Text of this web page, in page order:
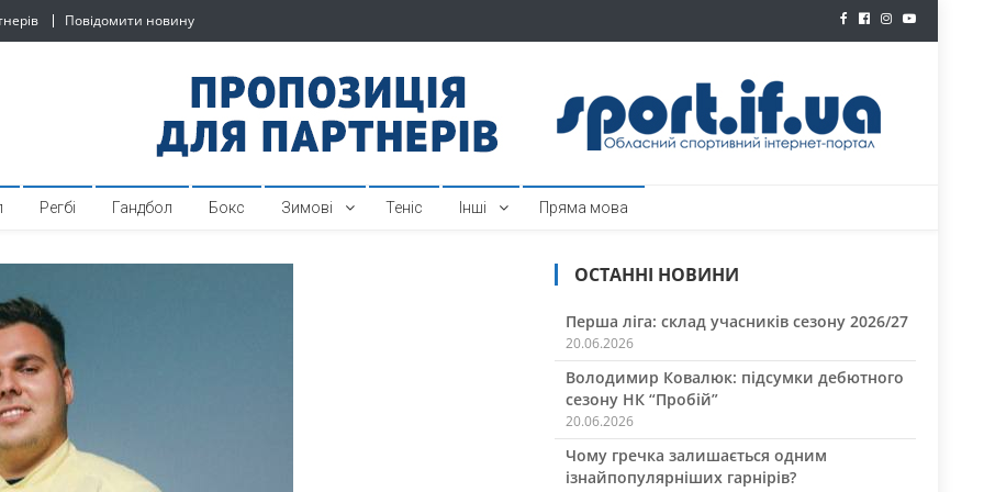
Повідомити новину
спортивний інтернет-портал
Регбі Гандбол Бокс Зимові Теніс Інші Пряма мова
ОСТАННІ НОВИНИ
Перша ліга: склад учасників сезону 2026/27
20.06.2026
Володимир Ковалюк: підсумки дебютного
сезону НК “Пробій”
20.06.2026
Чому гречка залишається одним
ізнайпопулярніших гарнірів?